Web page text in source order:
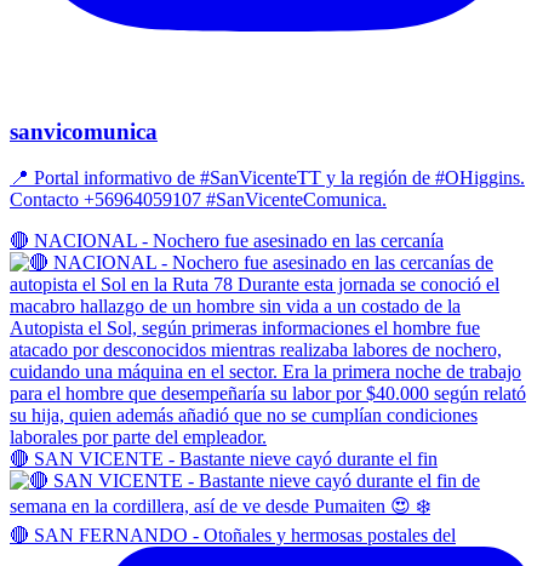
sanvicomunica
📍 Portal informativo de #SanVicenteTT y la región de #OHiggins.
Contacto +56964059107 #SanVicenteComunica.
🔴 NACIONAL - Nochero fue asesinado en las cercanía
🔴 SAN VICENTE - Bastante nieve cayó durante el fin
🔴 SAN FERNANDO - Otoñales y hermosas postales del